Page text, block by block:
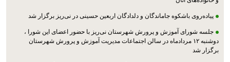
پیاده‌روی باشکوه جاماندگان و دلدادگان اربعین حسینی در نی‌ریز برگزار شد
جلسه شورای آموزش و پرورش شهرستان نی‌ریز با حضور اعضای این شورا ،
دوشنبه ۱۲ مردادماه در سالن اجتماعات مدیریت آموزش و پرورش شهرستان
برگزار شد